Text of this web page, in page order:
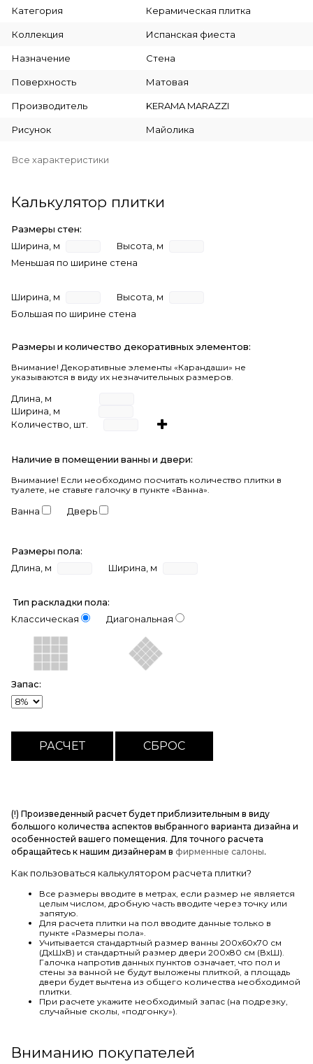
Категория Керамическая плитка
Коллекция Испанская фиеста
Назначение Стена
Поверхность Матовая
Производитель KERAMA MARAZZI
Рисунок Майолика
Все характеристики
Калькулятор плитки
Размеры стен:
Ширина, м
Высота, м
Меньшая по ширине стена
Ширина, м
Высота, м
Большая по ширине стена
Размеры и количество декоративных элементов:
Внимание! Декоративные элементы «Карандаши» не
указываются в виду их незначительных размеров.
Длина, м
Ширина, м
Количество, шт.
Наличие в помещении ванны и двери:
Внимание! Если необходимо посчитать количество плитки в
туалете, не ставьте галочку в пункте «Ванна».
Ванна Дверь
Размеры пола:
Длина, м
Ширина, м
Тип раскладки пола:
Классическая
Диагональная
Запас:
(!) Произведенный расчет будет приблизительным в виду
большого количества аспектов выбранного варианта дизайна и
особенностей вашего помещения. Для точного расчета
обращайтесь к нашим дизайнерам в фирменные салоны.
Как пользоваться калькулятором расчета плитки?
Все размеры вводите в метрах, если размер не является
целым числом, дробную часть вводите через точку или
запятую.
Для расчета плитки на пол вводите данные только в
пункте «Размеры пола».
Учитывается стандартный размер ванны 200х60х70 см
(ДхШхВ) и стандартный размер двери 200х80 см (ВхШ).
Галочка напротив данных пунктов означает, что пол и
стены за ванной не будут выложены плиткой, а площадь
двери будет вычтена из общего количества необходимой
плитки.
При расчете укажите необходимый запас (на подрезку,
случайные сколы, «подгонку»).
Вниманию покупателей